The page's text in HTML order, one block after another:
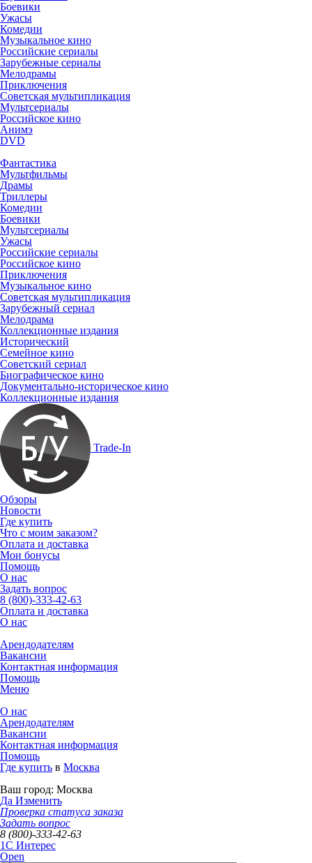
Боевики
Ужасы
Комедии
Музыкальное кино
Российские сериалы
Зарубежные сериалы
Мелодрамы
Приключения
Советская мультипликация
Мультсериалы
Российское кино
Анимэ
DVD
Фантастика
Мультфильмы
Драмы
Триллеры
Комедии
Боевики
Мультсериалы
Ужасы
Российские сериалы
Российское кино
Приключения
Музыкальное кино
Советская мультипликация
Зарубежный сериал
Мелодрама
Коллекционные издания
Исторический
Семейное кино
Советский сериал
Биографическое кино
Документально-историческое кино
Коллекционные издания
Trade-In
Обзоры
Новости
Где купить
Что с моим заказом?
Оплата и доставка
Мои бонусы
Помощь
О нас
Задать вопрос
8 (800)-333-42-63
Оплата и доставка
О нас
Арендодателям
Вакансии
Контактная информация
Помощь
Меню
О нас
Арендодателям
Вакансии
Контактная информация
Помощь
Где купить в Москва
Ваш город: Москва
Да Изменить
Проверка статуса заказа
Задать вопрос
8 (800)-333-42-63
1C Интерес
Open